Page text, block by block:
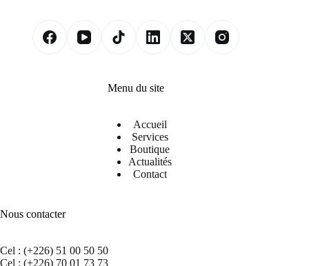
Menu du site
Accueil
Services
Boutique
Actualités
Contact
Nous contacter
Cel : (+226) 51 00 50 50
Cel : (+226) 70 01 73 73